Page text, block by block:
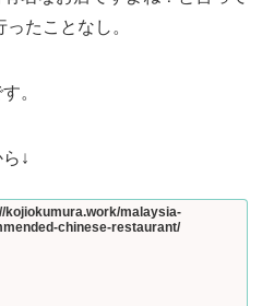
たことなし。
。
↓
kojiokumura.work/malaysia-
chinese-restaurant/